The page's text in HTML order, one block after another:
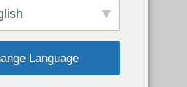
Language